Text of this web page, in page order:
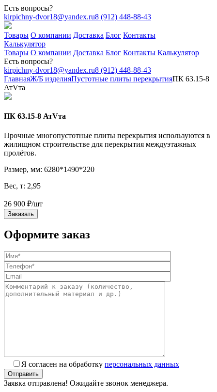
Есть вопросы?
kirpichny-dvor18@yandex.ru8 (912) 448-88-43
Товары О компании Доставка Блог Контакты
Калькулятор
Товары О компании Доставка Блог Контакты Калькулятор
Есть вопросы?
kirpichny-dvor18@yandex.ru8 (912) 448-88-43
ГлавнаяЖ/Б изделияПустотные плиты перекрытияПК 63.15-8
АтVтa
ПК 63.15-8 АтVтa
Прочные многопустотные плиты перекрытия используются в
жилищном строительстве для перекрытия междуэтажных
пролётов.
Размер, мм: 6280*1490*220
Вес, т: 2,95
26 900 ₽/шт
Заказать
Оформите заказ
Я согласен на обработку персональных данных
Заявка отправлена! Ожидайте звонок менеджера.